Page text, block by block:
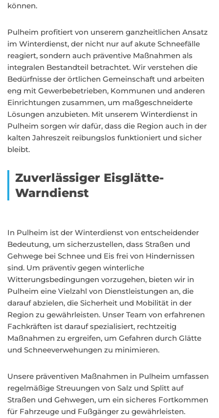
können.
Pulheim profitiert von unserem ganzheitlichen Ansatz
im Winterdienst, der nicht nur auf akute Schneefälle
reagiert, sondern auch präventive Maßnahmen als
integralen Bestandteil betrachtet. Wir verstehen die
Bedürfnisse der örtlichen Gemeinschaft und arbeiten
eng mit Gewerbebetrieben, Kommunen und anderen
Einrichtungen zusammen, um maßgeschneiderte
Lösungen anzubieten. Mit unserem Winterdienst in
Pulheim sorgen wir dafür, dass die Region auch in der
kalten Jahreszeit reibungslos funktioniert und sicher
bleibt.
Zuverlässiger Eisglätte-
Warndienst
In Pulheim ist der Winterdienst von entscheidender
Bedeutung, um sicherzustellen, dass Straßen und
Gehwege bei Schnee und Eis frei von Hindernissen
sind. Um präventiv gegen winterliche
Witterungsbedingungen vorzugehen, bieten wir in
Pulheim eine Vielzahl von Dienstleistungen an, die
darauf abzielen, die Sicherheit und Mobilität in der
Region zu gewährleisten. Unser Team von erfahrenen
Fachkräften ist darauf spezialisiert, rechtzeitig
Maßnahmen zu ergreifen, um Gefahren durch Glätte
und Schneeverwehungen zu minimieren.
Unsere präventiven Maßnahmen in Pulheim umfassen
regelmäßige Streuungen von Salz und Splitt auf
Straßen und Gehwegen, um ein sicheres Fortkommen
für Fahrzeuge und Fußgänger zu gewährleisten.